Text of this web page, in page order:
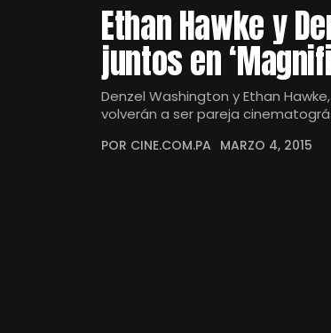
Ethan Hawke y
juntos en
Denzel Washington y Ethan
volverán a ser pareja
POR CINE.COM.PA MARZO 4, 2015